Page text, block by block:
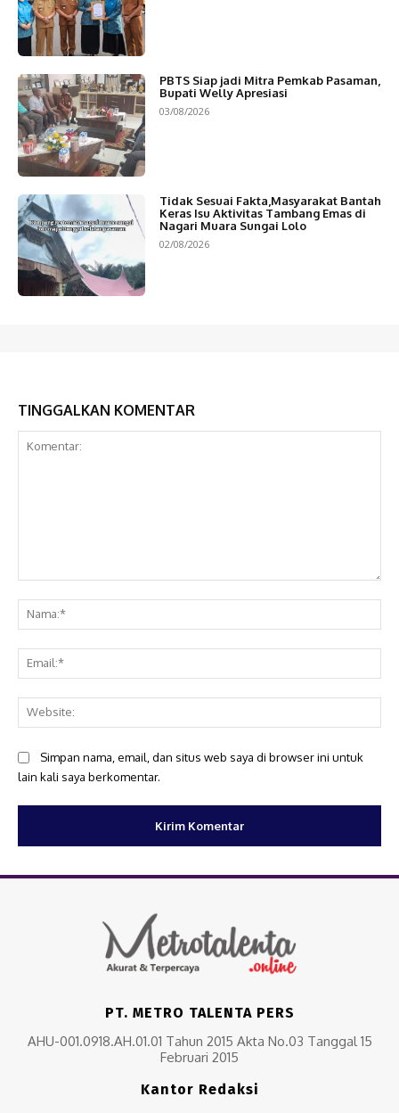
PBTS Siap jadi Mitra Pemkab Pasaman,
Bupati Welly Apresiasi
03/08/2026
Tidak Sesuai Fakta,Masyarakat Bantah
Keras Isu Aktivitas Tambang Emas di
Nagari Muara Sungai Lolo
02/08/2026
TINGGALKAN KOMENTAR
Simpan nama, email, dan situs web saya di browser ini untuk
lain kali saya berkomentar.
PT. METRO TALENTA PERS
AHU-001.0918.AH.01.01 Tahun 2015 Akta No.03 Tanggal 15
Februari 2015
Kantor Redaksi